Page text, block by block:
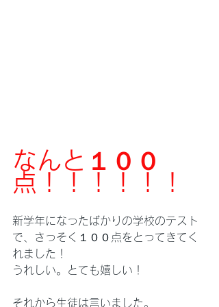
なんと１００
点！！！！！！
新学年になったばかりの学校のテスト
で、さっそく１００点をとってきてく
れました！
うれしい。とても嬉しい！
それから生徒は言いました。